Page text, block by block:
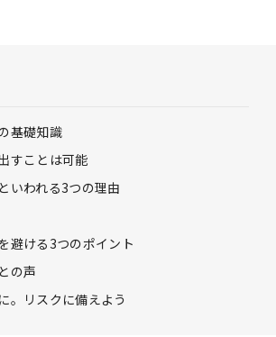
基礎知識
すことは可能
いわれる3つの理由
避ける3つのポイント
の声
。リスクに備えよう